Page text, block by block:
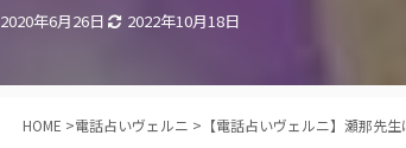
2020年6月26日 2022年10月18日
HOME >電話占いヴェルニ > 【電話占いヴェルニ】瀬那先